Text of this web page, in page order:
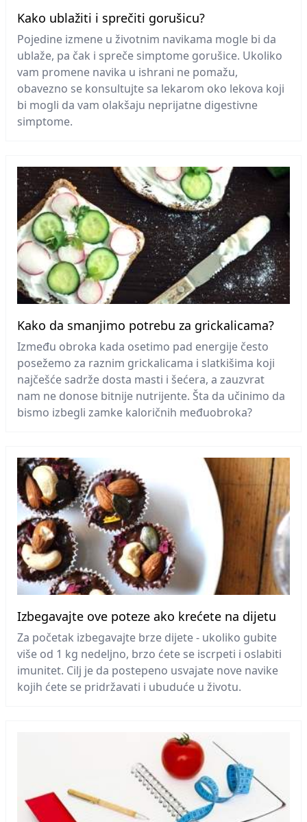
Kako ublažiti i sprečiti gorušicu?
Pojedine izmene u životnim navikama mogle bi da
ublaže, pa čak i spreče simptome gorušice. Ukoliko
vam promene navika u ishrani ne pomažu,
obavezno se konsultujte sa lekarom oko lekova koji
bi mogli da vam olakšaju neprijatne digestivne
simptome.
Kako da smanjimo potrebu za grickalicama?
Između obroka kada osetimo pad energije često
posežemo za raznim grickalicama i slatkišima koji
najčešće sadrže dosta masti i šećera, a zauzvrat
nam ne donose bitnije nutrijente. Šta da učinimo da
bismo izbegli zamke kaloričnih međuobroka?
Izbegavajte ove poteze ako krećete na dijetu
Za početak izbegavajte brze dijete - ukoliko gubite
više od 1 kg nedeljno, brzo ćete se iscrpeti i oslabiti
imunitet. Cilj je da postepeno usvajate nove navike
kojih ćete se pridržavati i ubuduće u životu.